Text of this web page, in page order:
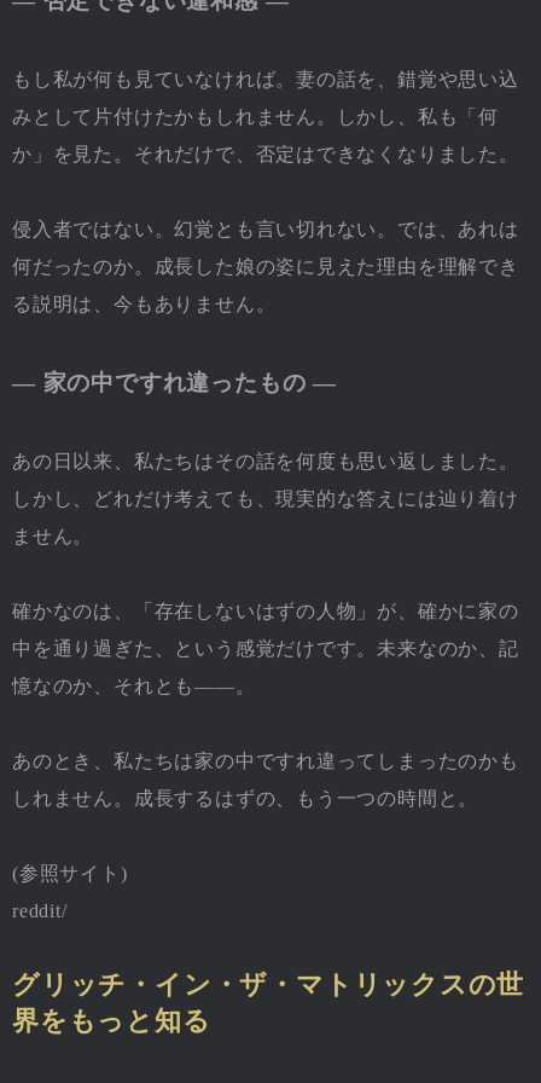
もし私が何も見ていなければ。妻の話を、錯覚や思い込
みとして片付けたかもしれません。しかし、私も「何
か」を見た。それだけで、否定はできなくなりました。
侵入者ではない。幻覚とも言い切れない。では、あれは
何だったのか。成長した娘の姿に見えた理由を理解でき
る説明は、今もありません。
― 家の中ですれ違ったもの ―
あの日以来、私たちはその話を何度も思い返しました。
しかし、どれだけ考えても、現実的な答えには辿り着け
ません。
確かなのは、「存在しないはずの人物」が、確かに家の
中を通り過ぎた、という感覚だけです。未来なのか、記
憶なのか、それとも――。
あのとき、私たちは家の中ですれ違ってしまったのかも
しれません。成長するはずの、もう一つの時間と。
(参照サイト)
reddit/
グリッチ・イン・ザ・マトリックスの世
界をもっと知る